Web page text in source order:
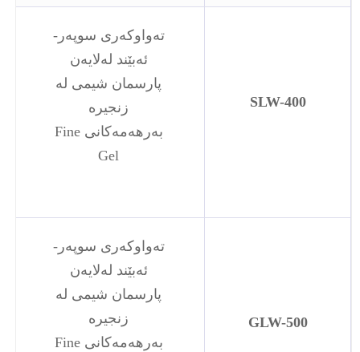
SLW-400
تەواوکەری سوپەر-
ئەبێند لەلایەن
پارسمان شیمی لە
زنجیرە
بەرهەمەکانی Fine
Gel
GLW-500
تەواوکەری سوپەر-
ئەبێند لەلایەن
پارسمان شیمی لە
زنجیرە
بەرهەمەکانی Fine